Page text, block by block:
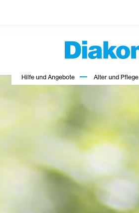
Hilfe und Angebote Alter und Pflege